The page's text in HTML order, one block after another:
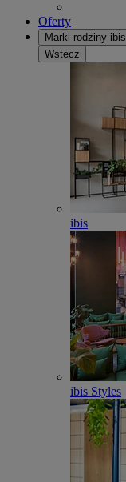
Oferty
Marki rodziny ibis
Wstecz
ibis
ibis Styles